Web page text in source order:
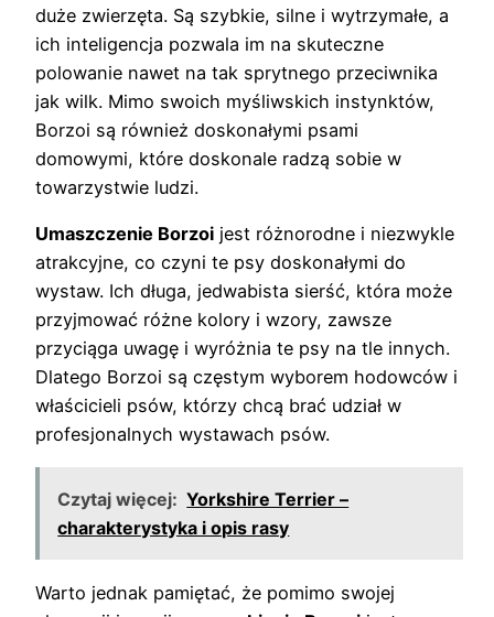
duże zwierzęta. Są szybkie, silne i wytrzymałe, a
ich inteligencja pozwala im na skuteczne
polowanie nawet na tak sprytnego przeciwnika
jak wilk. Mimo swoich myśliwskich instynktów,
Borzoi są również doskonałymi psami
domowymi, które doskonale radzą sobie w
towarzystwie ludzi.
Umaszczenie Borzoi jest różnorodne i niezwykle
atrakcyjne, co czyni te psy doskonałymi do
wystaw. Ich długa, jedwabista sierść, która może
przyjmować różne kolory i wzory, zawsze
przyciąga uwagę i wyróżnia te psy na tle innych.
Dlatego Borzoi są częstym wyborem hodowców i
właścicieli psów, którzy chcą brać udział w
profesjonalnych wystawach psów.
Czytaj więcej: Yorkshire Terrier –
charakterystyka i opis rasy
Warto jednak pamiętać, że pomimo swojej